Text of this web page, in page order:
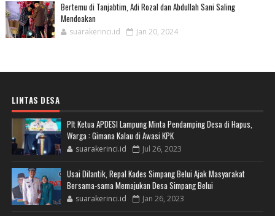
Bertemu di Tanjabtim, Adi Rozal dan Abdullah Sani Saling
Mendoakan
suarakerinci.id Jan 20, 2024
LINTAS DESA
Plt Ketua APDESI Lampung Minta Pendamping Desa di Hapus,
Warga : Gimana Kalau di Awasi KPK
suarakerinci.id Jul 26, 2023
Usai Dilantik, Repal Kades Simpang Belui Ajak Masyarakat
Bersama-sama Memajukan Desa Simpang Belui
suarakerinci.id Jan 26, 2023